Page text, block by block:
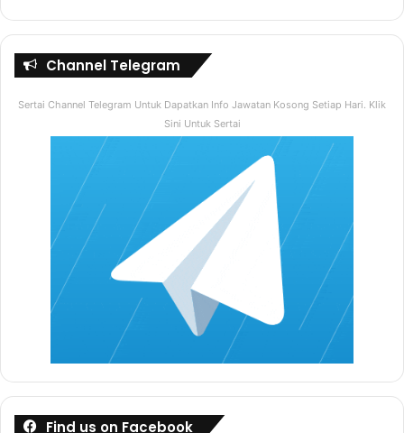
Channel Telegram
Sertai Channel Telegram Untuk Dapatkan Info Jawatan Kosong Setiap Hari. Klik
Sini Untuk Sertai
Find us on Facebook